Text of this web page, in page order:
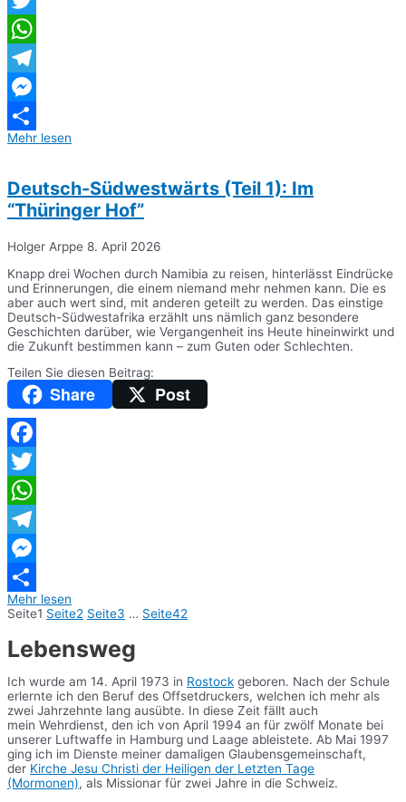
Twitter
WhatsApp
Telegram
Messenger
Teilen
Mehr lesen
Deutsch-Südwestwärts (Teil 1): Im
“Thüringer Hof”
Holger Arppe 8. April 2026
Knapp drei Wochen durch Namibia zu reisen, hinterlässt Eindrücke
und Erinnerungen, die einem niemand mehr nehmen kann. Die es
aber auch wert sind, mit anderen geteilt zu werden. Das einstige
Deutsch-Südwestafrika erzählt uns nämlich ganz besondere
Geschichten darüber, wie Vergangenheit ins Heute hineinwirkt und
die Zukunft bestimmen kann – zum Guten oder Schlechten.
Teilen Sie diesen Beitrag:
Share Post
Facebook
Twitter
WhatsApp
Telegram
Messenger
Teilen
Mehr lesen
Seite1 Seite2 Seite3 … Seite42
Lebensweg
Ich wurde am 14. April 1973 in Rostock geboren. Nach der Schule
erlernte ich den Beruf des Offsetdruckers, welchen ich mehr als
zwei Jahrzehnte lang ausübte. In diese Zeit fällt auch
mein Wehrdienst, den ich von April 1994 an für zwölf Monate bei
unserer Luftwaffe in Hamburg und Laage ableistete. Ab Mai 1997
ging ich im Dienste meiner damaligen Glaubensgemeinschaft,
der Kirche Jesu Christi der Heiligen der Letzten Tage
(Mormonen), als Missionar für zwei Jahre in die Schweiz.